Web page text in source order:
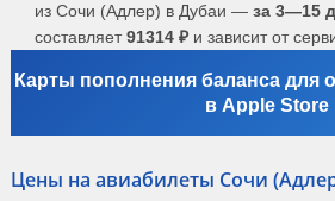
из Сочи (Адлер) в Дубаи — за 3—15
составляет91314 ₽ и зависит от
Карты пополнения баланса для
в Apple Store
Цены на авиабилеты Сочи